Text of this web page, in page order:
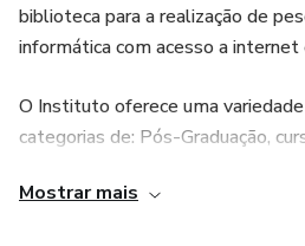
biblioteca para a realização de
informática com acesso a
O Instituto oferece uma
categorias de: Pós-Graduação,
cursos livres e cursos de férias,
Mostrar mais